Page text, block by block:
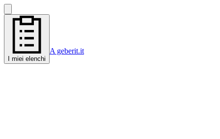
I miei elenchi
A geberit.it